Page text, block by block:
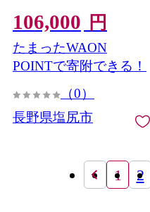
個×4pc)×6回｜定期便 餃子
冷凍餃子 ギョウザ ぎょう
ざ 味噌ダレ みそダレ 秘伝
のタレ 濃厚 中華 にんにく
豚肉 キャベツ 肉汁 信州味
噌 ジューシー 経木 長野県
106,000 円
たまったWAON
POINTで寄附できる！
（0）
長野県塩尻市
1 2